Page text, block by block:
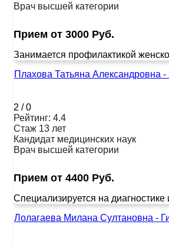
Врач высшей категории
Прием от 3000 Руб.
Занимается профилактикой
Плахова Татьяна Александровна -
2 /0
Рейтинг: 4.4
Стаж 13 лет
Кандидат медицинских наук
Врач высшей категории
Прием от 4400 Руб.
Специализируется на
Лолагаева Милана Султановна -